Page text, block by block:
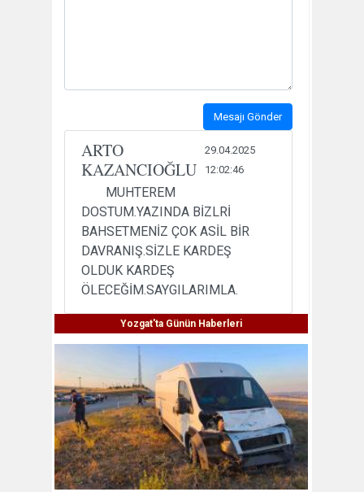
Mesajı Gönder
ARTO
KAZANCIOĞLU
29.04.2025
12:02:46
MUHTEREM
DOSTUM.YAZINDA BİZLRİ
BAHSETMENİZ ÇOK ASİL BİR
DAVRANIŞ.SİZLE KARDEŞ
OLDUK KARDEŞ
ÖLECEĞİM.SAYGILARIMLA.
Yozgat'ta Günün Haberleri